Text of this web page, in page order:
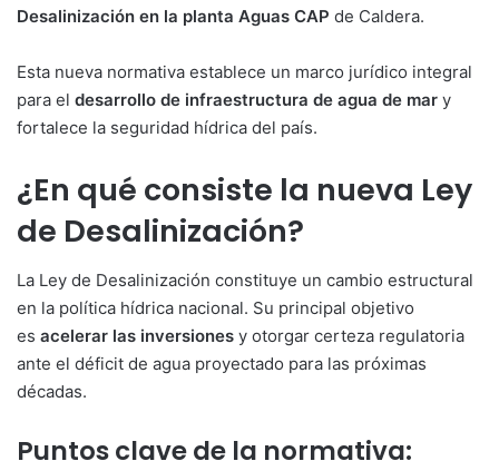
Desalinización en la planta Aguas CAP de Caldera.
Esta nueva normativa establece un marco jurídico integral
para el desarrollo de infraestructura de agua de mar y
fortalece la seguridad hídrica del país.
¿En qué consiste la nueva Ley
de Desalinización?
La Ley de Desalinización constituye un cambio estructural
en la política hídrica nacional. Su principal objetivo
es acelerar las inversiones y otorgar certeza regulatoria
ante el déficit de agua proyectado para las próximas
décadas.
Puntos clave de la normativa: